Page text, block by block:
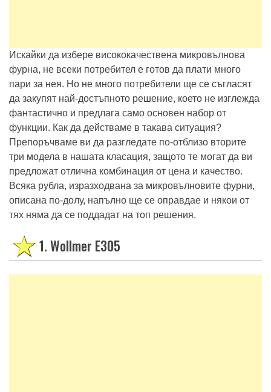
Искайки да избере висококачествена микровълнова
фурна, не всеки потребител е готов да плати много
пари за нея. Но не много потребители ще се съгласят
да закупят най-достъпното решение, което не изглежда
фантастично и предлага само основен набор от
функции. Как да действаме в такава ситуация?
Препоръчваме ви да разгледате по-отблизо вторите
три модела в нашата класация, защото те могат да ви
предложат отлична комбинация от цена и качество.
Всяка рубла, изразходвана за микровълновите фурни,
описана по-долу, напълно ще се оправдае и някои от
тях няма да се поддадат на топ решения.
1. Wollmer E305